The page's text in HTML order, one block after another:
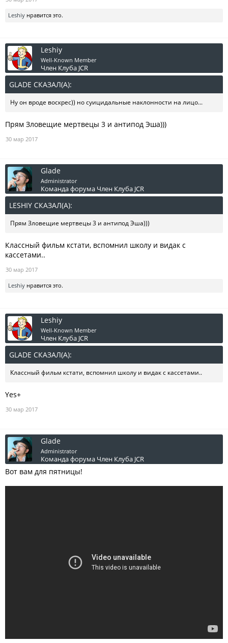
Leshiy нравится это.
Leshiy
Well-Known Member
Член Клуба JCR
GLADE СКАЗАЛ(А):
Ну он вроде воскрес)) но суицидальные наклонности на лицо...
Прям Зловещие мертвецы 3 и антипод Эша)))
30 мар 2017
Glade
Administrator
Команда форума Член Клуба JCR
LESHIY СКАЗАЛ(А):
Прям Зловещие мертвецы 3 и антипод Эша)))
Классный фильм кстати, вспомнил школу и видак с
кассетами..
30 мар 2017
Leshiy нравится это.
Leshiy
Well-Known Member
Член Клуба JCR
GLADE СКАЗАЛ(А):
Классный фильм кстати, вспомнил школу и видак с кассетами..
Yes+
30 мар 2017
Glade
Administrator
Команда форума Член Клуба JCR
Вот вам для пятницы!